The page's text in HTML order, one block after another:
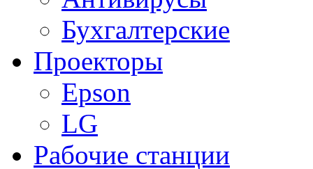
Бухгалтерские
Проекторы
Epson
LG
Рабочие станции